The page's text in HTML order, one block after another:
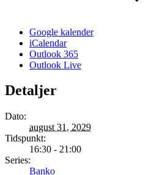
Google kalender
iCalendar
Outlook 365
Outlook Live
Detaljer
Dato:
august 31, 2029
Tidspunkt:
16:30 - 21:00
Series:
Banko